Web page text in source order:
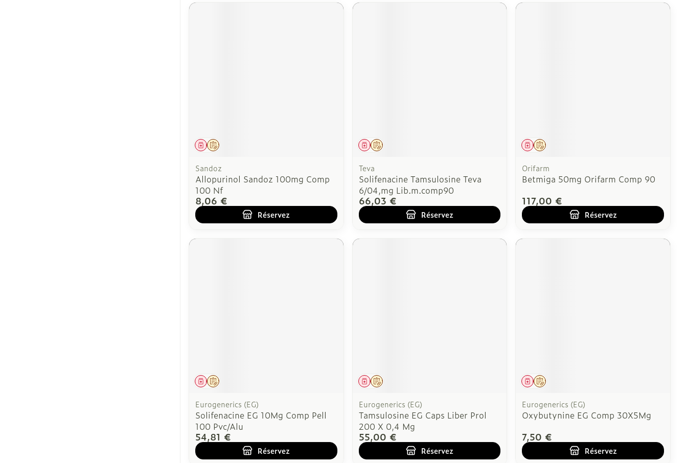
Sur prescription
Médicament
Sandoz
Allopurinol Sandoz 100mg Comp
100 Nf
8,06 €
Réservez
Sur prescription
Médicament
Teva
Solifenacine Tamsulosine Teva
6/04,mg Lib.m.comp90
66,03 €
Réservez
Sur prescription
Médicament
Orifarm
Betmiga 50mg Orifarm Comp 90
117,00 €
Réservez
Sur prescription
Médicament
Eurogenerics (EG)
Solifenacine EG 10Mg Comp Pell
100 Pvc/Alu
54,81 €
Réservez
Sur prescription
Médicament
Eurogenerics (EG)
Tamsulosine EG Caps Liber Prol
200 X 0,4 Mg
55,00 €
Réservez
Sur prescription
Médicament
Eurogenerics (EG)
Oxybutynine EG Comp 30X5Mg
7,50 €
Réservez